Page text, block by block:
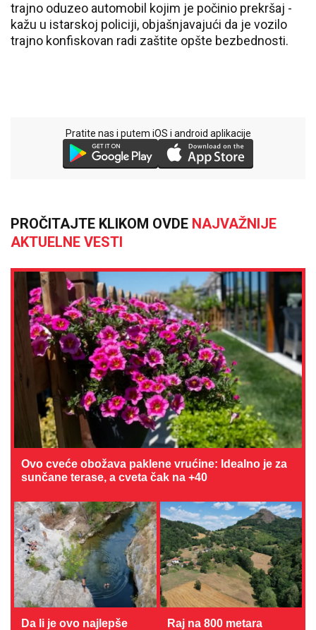
trajno oduzeo automobil kojim je počinio prekršaj -
kažu u istarskoj policiji, objašnjavajući da je vozilo
trajno konfiskovan radi zaštite opšte bezbednosti.
Pratite nas i putem iOS i android aplikacije
PROČITAJTE KLIKOM OVDE NAJVAŽNIJE
AKTUELNE VESTI
Ovo cveće obožava paklene vrućine: Idealno je za
sunčane terase, a cveta čak na +40
Da li je ovo najlepše
Raj na 800 metara